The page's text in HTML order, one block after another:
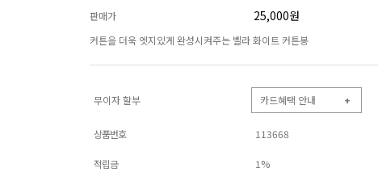
판매가 25,000원
커튼을 더욱 엣지있게 완성시켜주는 벨라 화이트 커튼봉
무이자 할부 카드혜택 안내 +
상품번호 113668
적립금 1%